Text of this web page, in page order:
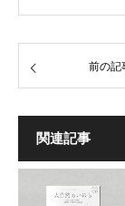
前の記
関連記事